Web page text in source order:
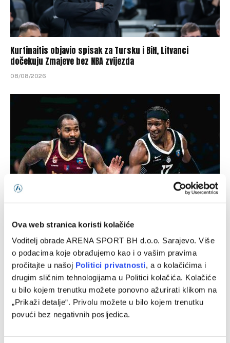
Ova web stranica koristi kolačiće
Voditelj obrade ARENA SPORT BH d.o.o. Sarajevo. Više
o podacima koje obrađujemo kao i o vašim pravima
pročitajte u našoj Politici privatnosti, a o kolačićima i
drugim sličnim tehnologijama u Politici kolačića. Kolačiće
u bilo kojem trenutku možete ponovno ažurirati klikom na
„Prikaži detalje“. Privolu možete u bilo kojem trenutku
povući bez negativnih posljedica.
Kurtinaitis objavio spisak za Tursku i BiH, Litvanci
dočekuju Zmajeve bez NBA zvijezda
08/08/2026
Michael Young ima novi klub nakon odlaska iz Bosne
08/08/2026